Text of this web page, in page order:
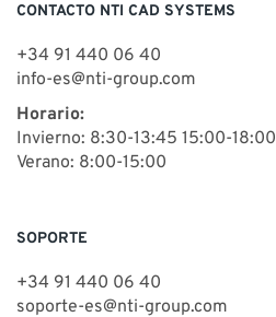
CONTACTO NTI CAD SYSTEMS
+34 91 440 06 40
info-es@nti-group.com
Horario:
Invierno: 8:30-13:45 15:00-18:00
Verano: 8:00-15:00
SOPORTE
+34 91 440 06 40
soporte-es@nti-group.com